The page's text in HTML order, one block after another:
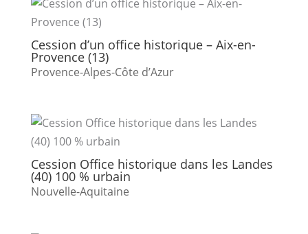
Cession d’un office historique – Aix-en-
Provence (13)
Provence-Alpes-Côte d’Azur
Cession Office historique dans les Landes
(40) 100 % urbain
Nouvelle-Aquitaine